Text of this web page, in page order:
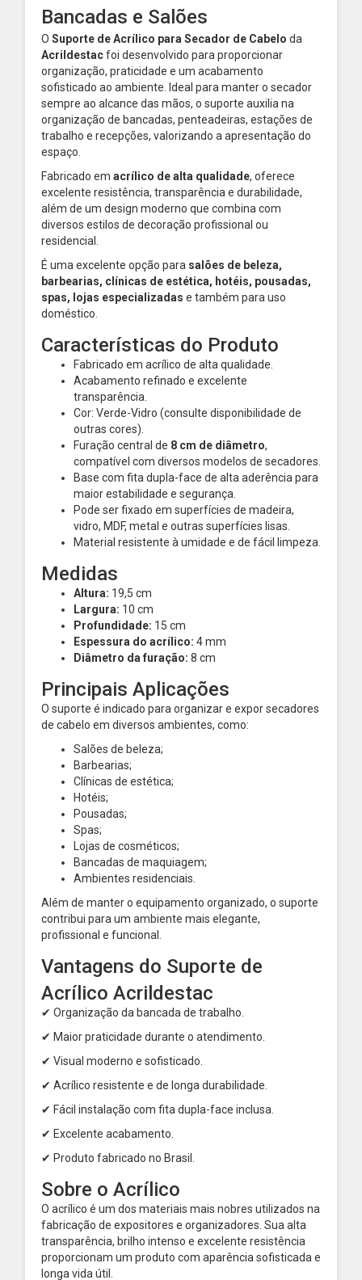
Bancadas e Salões
O Suporte de Acrílico para Secador de Cabelo da
Acrildestacfoi desenvolvido para proporcionar
organização, praticidade e um acabamento
sofisticado ao ambiente. Ideal para manter o secador
sempre ao alcance das mãos, o suporte auxilia na
organização de bancadas, penteadeiras, estações de
trabalho e recepções, valorizando a apresentação do
espaço.
Fabricado em acrílico de alta qualidade, oferece
excelente resistência, transparência e durabilidade,
além de um design moderno que combina com
diversos estilos de decoração profissional ou
residencial.
É uma excelente opção para salões de beleza,
barbearias, clínicas de estética, hotéis, pousadas,
spas, lojas especializadas e também para uso
doméstico.
Características do Produto
Fabricado em acrílico de alta qualidade.
Acabamento refinado e excelente
transparência.
Cor: Verde-Vidro (consulte disponibilidade de
outras cores).
Furação central de 8 cm de diâmetro,
compatível com diversos modelos de secadores.
Base com fita dupla-face de alta aderência para
maior estabilidade e segurança.
Pode ser fixado em superfícies de madeira,
vidro, MDF, metal e outras superfícies lisas.
Material resistente à umidade e de fácil limpeza.
Medidas
Altura: 19,5 cm
Largura: 10 cm
Profundidade: 15 cm
Espessura do acrílico: 4 mm
Diâmetro da furação: 8 cm
Principais Aplicações
O suporte é indicado para organizar e expor secadores
de cabelo em diversos ambientes, como:
Salões de beleza;
Barbearias;
Clínicas de estética;
Hotéis;
Pousadas;
Spas;
Lojas de cosméticos;
Bancadas de maquiagem;
Ambientes residenciais.
Além de manter o equipamento organizado, o suporte
contribui para um ambiente mais elegante,
profissional e funcional.
Vantagens do Suporte de
Acrílico Acrildestac
✔ Organização da bancada de trabalho.
✔ Maior praticidade durante o atendimento.
✔ Visual moderno e sofisticado.
✔ Acrílico resistente e de longa durabilidade.
✔ Fácil instalação com fita dupla-face inclusa.
✔ Excelente acabamento.
✔ Produto fabricado no Brasil.
Sobre o Acrílico
O acrílico é um dos materiais mais nobres utilizados na
fabricação de expositores e organizadores. Sua alta
transparência, brilho intenso e excelente resistência
proporcionam um produto com aparência sofisticada e
longa vida útil.